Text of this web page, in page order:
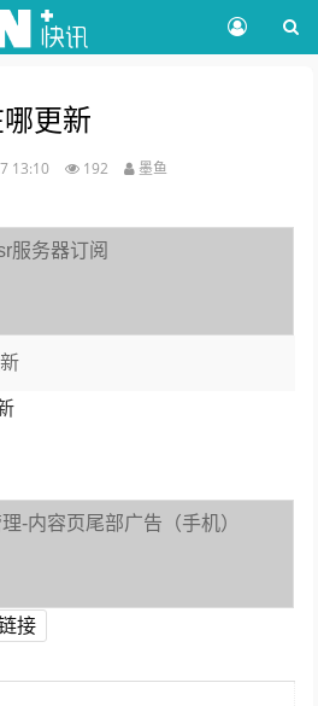
更新
13:10 192 墨鱼
服务器订阅
-内容页尾部广告（手机）
接